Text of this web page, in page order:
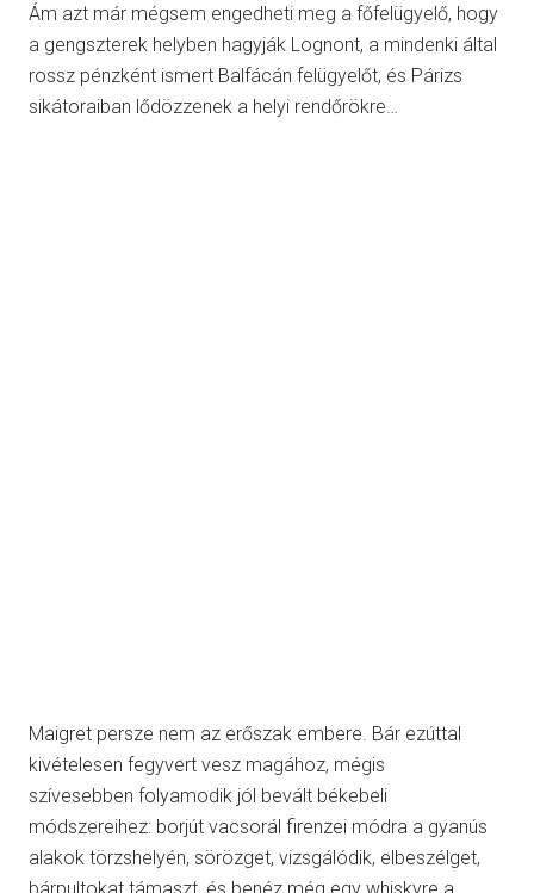
Ám azt már mégsem engedheti meg a főfelügyelő, hogy
a gengszterek helyben hagyják Lognont, a mindenki által
rossz pénzként ismert Balfácán felügyelőt, és Párizs
sikátoraiban lődözzenek a helyi rendőrökre…
Maigret persze nem az erőszak embere. Bár ezúttal
kivételesen fegyvert vesz magához, mégis
szívesebben folyamodik jól bevált békebeli
módszereihez: borjút vacsorál firenzei módra a gyanús
alakok törzshelyén, sörözget, vizsgálódik, elbeszélget,
bárpultokat támaszt, és benéz még egy whiskyre a